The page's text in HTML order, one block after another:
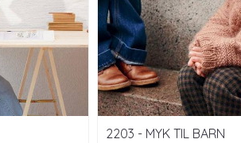
2203 - MYK TIL BARN